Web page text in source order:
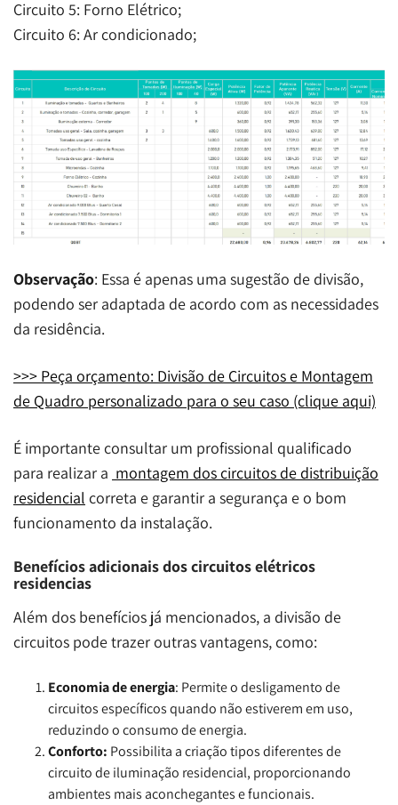
Circuito 5: Forno Elétrico;
Circuito 6: Ar condicionado;
Observação: Essa é apenas uma sugestão de divisão,
podendo ser adaptada de acordo com as necessidades
da residência.
>>> Peça orçamento: Divisão de Circuitos e Montagem
de Quadro personalizado para o seu caso (clique aqui)
É importante consultar um profissional qualificado
para realizar a montagem dos circuitos de distribuição
residencial correta e garantir a segurança e o bom
funcionamento da instalação.
Benefícios adicionais dos circuitos elétricos
residencias
Além dos benefícios já mencionados, a divisão de
circuitos pode trazer outras vantagens, como:
Economia de energia: Permite o desligamento de
circuitos específicos quando não estiverem em uso,
reduzindo o consumo de energia.
Conforto: Possibilita a criação tipos diferentes de
circuito de iluminação residencial, proporcionando
ambientes mais aconchegantes e funcionais.